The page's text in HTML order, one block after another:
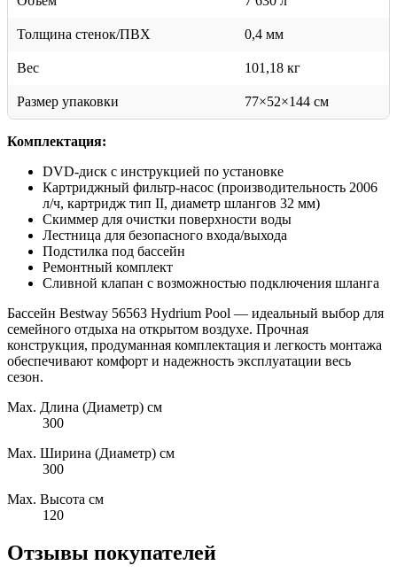
Толщина стенок/ПВХ 0,4 мм
Вес 101,18 кг
Размер упаковки 77×52×144 см
Комплектация:
DVD-диск с инструкцией по установке
Картриджный фильтр-насос (производительность 2006
л/ч, картридж тип II, диаметр шлангов 32 мм)
Скиммер для очистки поверхности воды
Лестница для безопасного входа/выхода
Подстилка под бассейн
Ремонтный комплект
Сливной клапан с возможностью подключения шланга
Бассейн Bestway 56563 Hydrium Pool — идеальный выбор для
семейного отдыха на открытом воздухе. Прочная
конструкция, продуманная комплектация и легкость монтажа
обеспечивают комфорт и надежность эксплуатации весь
сезон.
Max. Длина (Диаметр) см
300
Max. Ширина (Диаметр) см
300
Max. Высота см
120
Отзывы покупателей